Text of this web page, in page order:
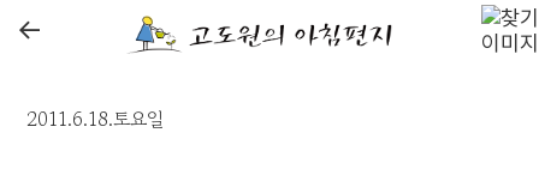
←
2011.6.18.토요일